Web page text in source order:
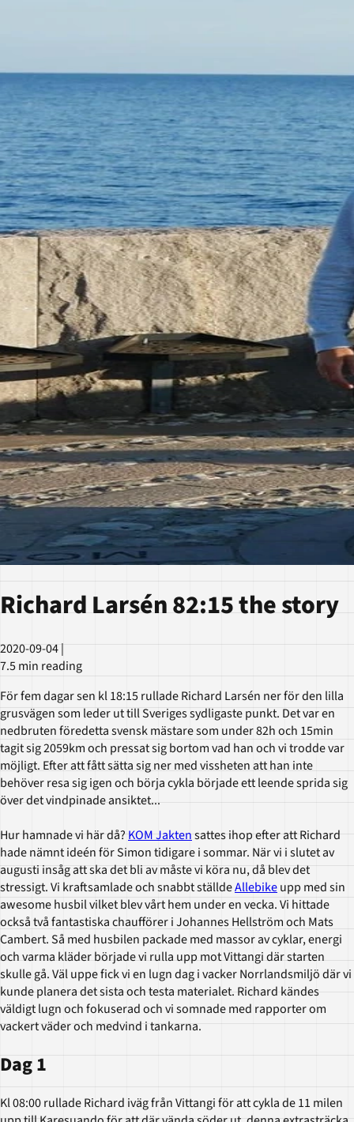
Richard Larsén 82:15 the story
2020-09-04|
7.5 min reading
För fem dagar sen kl 18:15 rullade Richard Larsén ner för den lilla
grusvägen som leder ut till Sveriges sydligaste punkt. Det var en
nedbruten föredetta svensk mästare som under 82h och 15min
tagit sig 2059km och pressat sig bortom vad han och vi trodde var
möjligt. Efter att fått sätta sig ner med vissheten att han inte
behöver resa sig igen och börja cykla började ett leende sprida sig
över det vindpinade ansiktet...
Hur hamnade vi här då? KOM Jaktensattes ihop efter att Richard
hade nämnt ideén för Simon tidigare i sommar. När vi i slutet av
augusti insåg att ska det bli av måste vi köra nu, då blev det
stressigt. Vi kraftsamlade och snabbt ställdeAllebikeupp med sin
awesome husbil vilket blev vårt hem under en vecka. Vi hittade
också två fantastiska chaufförer i Johannes Hellström och Mats
Cambert. Så med husbilen packade med massor av cyklar, energi
och varma kläder började vi rulla upp mot Vittangi där starten
skulle gå. Väl uppe fick vi en lugn dag i vacker Norrlandsmiljö där vi
kunde planera det sista och testa materialet. Richard kändes
väldigt lugn och fokuserad och vi somnade med rapporter om
vackert väder och medvind i tankarna.
Dag 1
Kl 08:00 rullade Richard iväg från Vittangi för att cykla de 11 milen